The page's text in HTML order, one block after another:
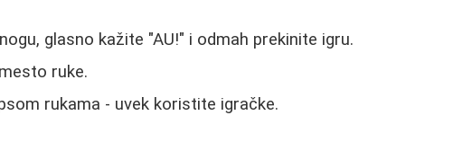
glasno kažite "AU!" i odmah prekinite igru.
ruke.
rukama - uvek koristite igračke.